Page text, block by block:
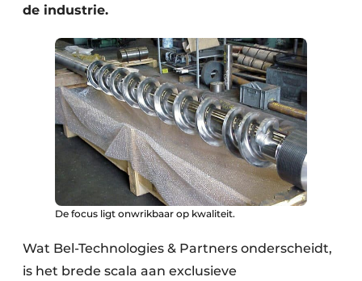
de industrie.
De focus ligt onwrikbaar op kwaliteit.
Wat Bel-Technologies & Partners onderscheidt,
is het brede scala aan exclusieve